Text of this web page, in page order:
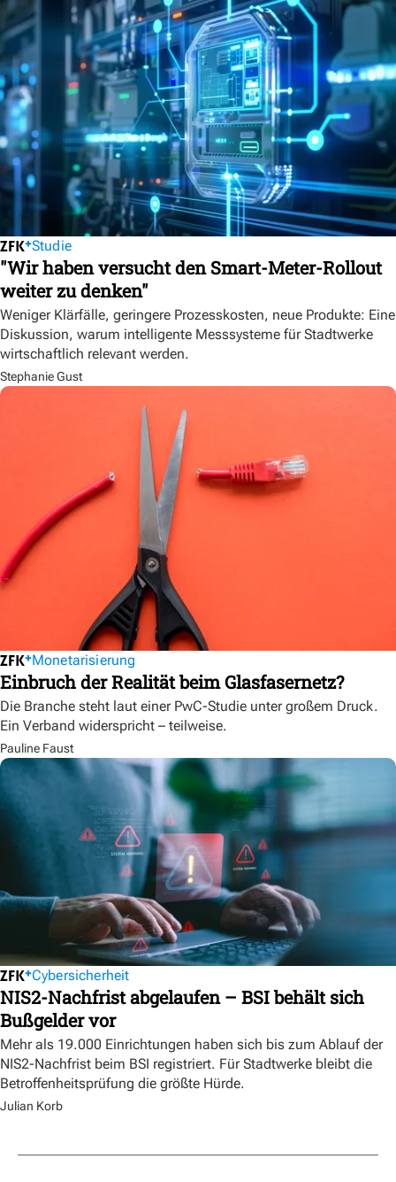
Studie
"Wir haben versucht den Smart-Meter-Rollout
weiter zu denken"
Weniger Klärfälle, geringere Prozesskosten, neue Produkte: Eine
Diskussion, warum intelligente Messsysteme für Stadtwerke
wirtschaftlich relevant werden.
Stephanie Gust
Monetarisierung
Einbruch der Realität beim Glasfasernetz?
Die Branche steht laut einer PwC-Studie unter großem Druck.
Ein Verband widerspricht – teilweise.
Pauline Faust
Cybersicherheit
NIS2-Nachfrist abgelaufen – BSI behält sich
Bußgelder vor
Mehr als 19.000 Einrichtungen haben sich bis zum Ablauf der
NIS2-Nachfrist beim BSI registriert. Für Stadtwerke bleibt die
Betroffenheitsprüfung die größte Hürde.
Julian Korb